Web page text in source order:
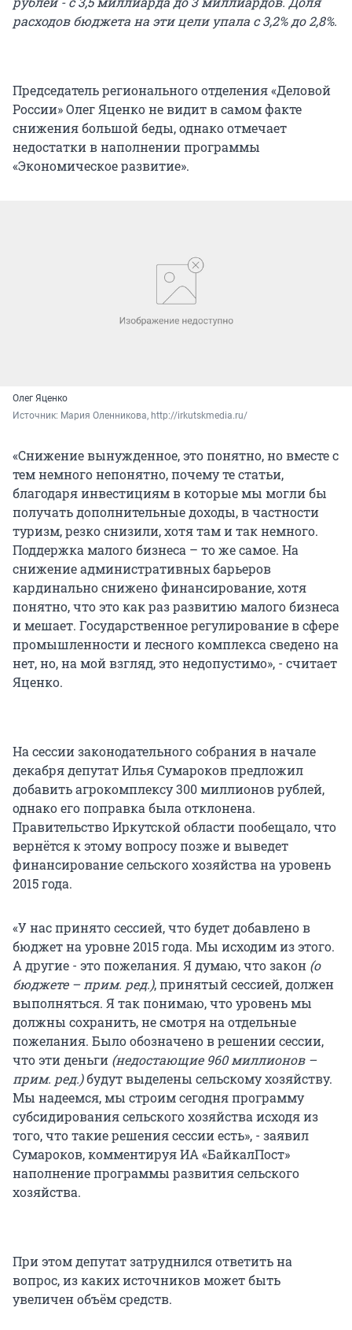
расходов бюджета на эти цели упала с 3,2% до 2,8%.
Председатель регионального отделения «Деловой
России» Олег Яценко не видит в самом факте
снижения большой беды, однако отмечает
недостатки в наполнении программы
«Экономическое развитие».
Олег Яценко
Источник: Мария Оленникова, http://irkutskmedia.ru/
«Снижение вынужденное, это понятно, но вместе с
тем немного непонятно, почему те статьи,
благодаря инвестициям в которые мы могли бы
получать дополнительные доходы, в частности
туризм, резко снизили, хотя там и так немного.
Поддержка малого бизнеса – то же самое. На
снижение административных барьеров
кардинально снижено финансирование, хотя
понятно, что это как раз развитию малого бизнеса
и мешает. Государственное регулирование в сфере
промышленности и лесного комплекса сведено на
нет, но, на мой взгляд, это недопустимо», - считает
Яценко.
На сессии законодательного собрания в начале
декабря депутат Илья Сумароков предложил
добавить агрокомплексу 300 миллионов рублей,
однако его поправка была отклонена.
Правительство Иркутской области пообещало, что
вернётся к этому вопросу позже и выведет
финансирование сельского хозяйства на уровень
2015 года.
«У нас принято сессией, что будет добавлено в
бюджет на уровне 2015 года. Мы исходим из этого.
А другие - это пожелания. Я думаю, что закон (о
бюджете – прим. ред.), принятый сессией, должен
выполняться. Я так понимаю, что уровень мы
должны сохранить, не смотря на отдельные
пожелания. Было обозначено в решении сессии,
что эти деньги (недостающие 960 миллионов –
прим. ред.)будут выделены сельскому хозяйству.
Мы надеемся, мы строим сегодня программу
субсидирования сельского хозяйства исходя из
того, что такие решения сессии есть», - заявил
Сумароков, комментируя ИА «БайкалПост»
наполнение программы развития сельского
хозяйства.
При этом депутат затруднился ответить на
вопрос, из каких источников может быть
увеличен объём средств.